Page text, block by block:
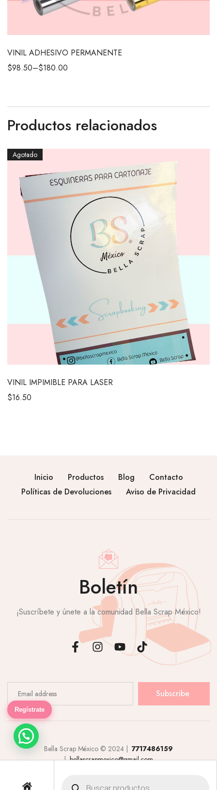
VINIL ADHESIVO PERMANENTE
$98.50–$180.00
Productos relacionados
Agotado
VINIL IMPIMIBLE PARA LASER
$16.50
Inicio Productos Blog
Contacto
Políticas de Devoluciones
Aviso de Privacidad
Boletín
¡Suscríbete y únete a la comunidad Bella Scrap México!
Subscribe
Bella Scrap México © 2024 | 7717486159
|bellascrapmexico@gmail.com
Regístrate